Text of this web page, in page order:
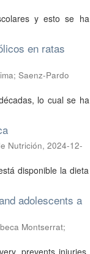
y esto se ha
en ratas
; Saenz-Pardo
lo cual se ha
Nutrición, 2024-12-
disponible la dieta
adolescents a
Montserrat;
prevents injuries,